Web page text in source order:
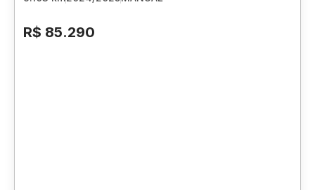
R$ 85.290